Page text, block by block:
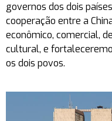
governos dos dois
cooperação entre a
econômico, comercial,
cultural, e
os dois povos.